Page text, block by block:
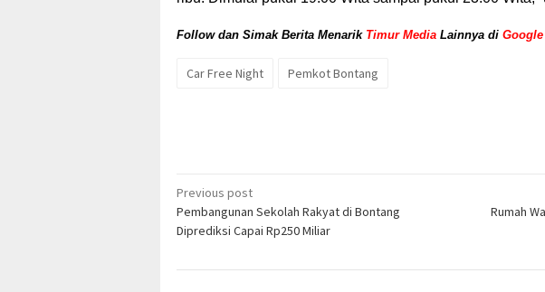
Follow dan Simak Berita Menarik Timur Media Lainnya di
Car Free Night Pemkot Bontang
Post
navigation
Previous post
Pembangunan Sekolah Rakyat di Bontang
Diprediksi Capai Rp250 Miliar
Rumah